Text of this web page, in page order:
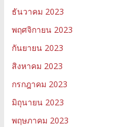
ธันวาคม 2023
พฤศจิกายน 2023
กันยายน 2023
สิงหาคม 2023
กรกฎาคม 2023
มิถุนายน 2023
พฤษภาคม 2023